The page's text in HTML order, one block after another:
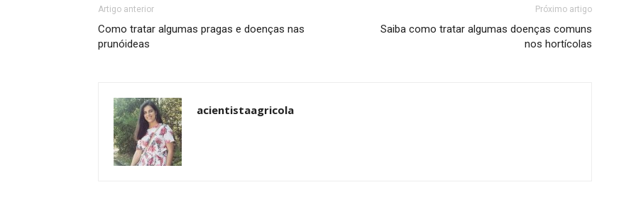
Artigo anterior
Como tratar algumas pragas e doenças nas
prunóideas
Próximo artigo
Saiba como tratar algumas doenças comuns
nos hortícolas
acientistaagricola